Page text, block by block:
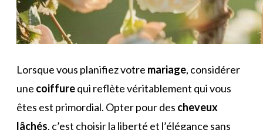
Lorsque vous planifiez votre mariage, considérer
une coiffurequi reflète véritablement qui vous
êtes est primordial. Opter pour des cheveux
lâchés, c’est choisir la liberté et l’élégance sans